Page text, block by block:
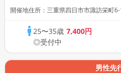
開催地住所：三重県四日市市諏訪栄町
25〜35歳7,400円
◎受付中
男性先